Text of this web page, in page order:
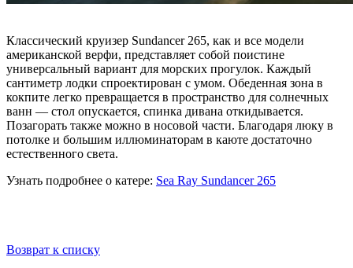
Классический круизер Sundancer 265, как и все модели
американской верфи, представляет собой поистине
универсальный вариант для морских прогулок. Каждый
сантиметр лодки спроектирован с умом. Обеденная зона в
кокпите легко превращается в пространство для солнечных
ванн — стол опускается, спинка дивана откидывается.
Позагорать также можно в носовой части. Благодаря люку в
потолке и большим иллюминаторам в каюте достаточно
естественного света.
Узнать подробнее о катере: Sea Ray Sundancer 265
Возврат к списку